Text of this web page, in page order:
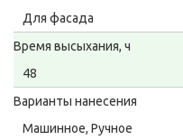
Для фасада
Время высыхания, ч
48
Варианты нанесения
Машинное, Ручное